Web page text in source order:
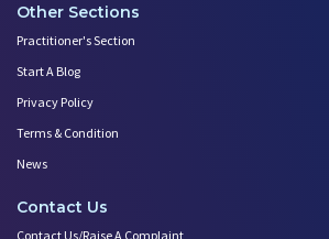
Other Sections
Practitioner's Section
Start A Blog
Privacy Policy
Terms & Condition
News
Contact Us
Contact Us/Raise A Complaint